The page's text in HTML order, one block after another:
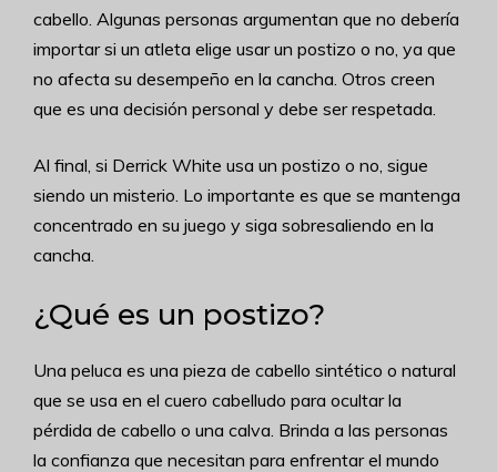
cabello. Algunas personas argumentan que no debería
importar si un atleta elige usar un postizo o no, ya que
no afecta su desempeño en la cancha. Otros creen
que es una decisión personal y debe ser respetada.
Al final, si Derrick White usa un postizo o no, sigue
siendo un misterio. Lo importante es que se mantenga
concentrado en su juego y siga sobresaliendo en la
cancha.
¿Qué es un postizo?
Una peluca es una pieza de cabello sintético o natural
que se usa en el cuero cabelludo para ocultar la
pérdida de cabello o una calva. Brinda a las personas
la confianza que necesitan para enfrentar el mundo